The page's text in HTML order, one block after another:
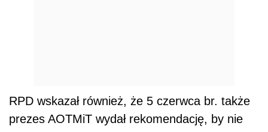
RPD wskazał również, że 5 czerwca br. także
prezes AOTMiT wydał rekomendację, by nie